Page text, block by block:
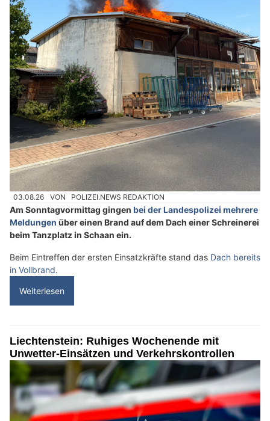
03.08.26 VON POLIZEI.NEWS REDAKTION
Am Sonntagvormittag gingen bei der Landespolizei mehrere
Meldungen über einen Brand auf dem Dach einer Schreinerei
beim Tanzplatz in Schaan ein.
Beim Eintreffen der ersten Einsatzkräfte stand das Dach bereits
in Vollbrand.
Weiterlesen
Liechtenstein: Ruhiges Wochenende mit
Unwetter-Einsätzen und Verkehrskontrollen